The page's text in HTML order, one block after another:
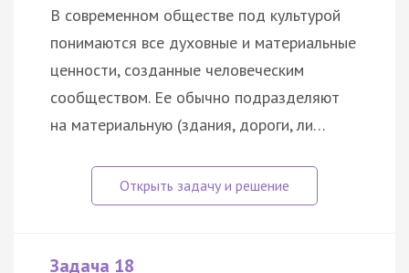
В современном обществе под культурой
понимаются все духовные и материальные
ценности, созданные человеческим
сообществом. Ее обычно подразделяют
на материальную (здания, дороги, ли…
Задача 18